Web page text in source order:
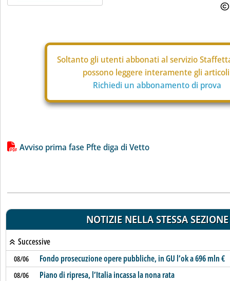
Soltanto gli utenti abbonati al servizio
possono leggere interamente gli
Richiedi un abbonamento di prova
Lista allegati PDF alla notizia
Avviso prima fase Pfte diga di Vetto
NOTIZIE NELLA STESSA SEZIONE
Successive
08/06 Fondo prosecuzione opere pubbliche, in GU l’ok a 696 mln €
08/06 Piano di ripresa, l’Italia incassa la nona rata